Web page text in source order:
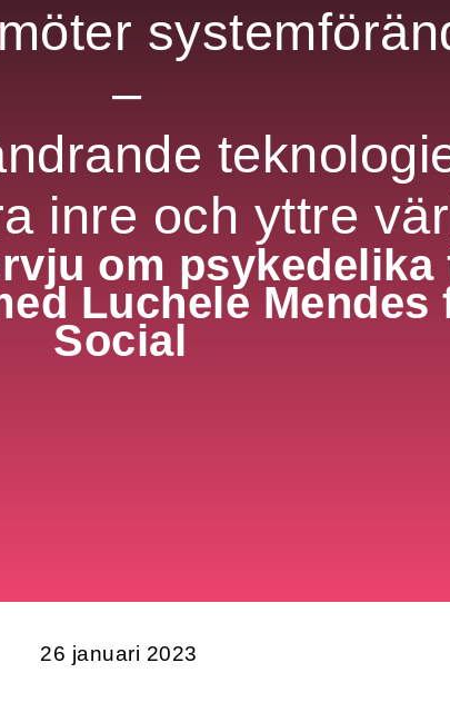
–
inre och yttre
om psykedelika
Luchele Mendes
Social
26 januari 2023